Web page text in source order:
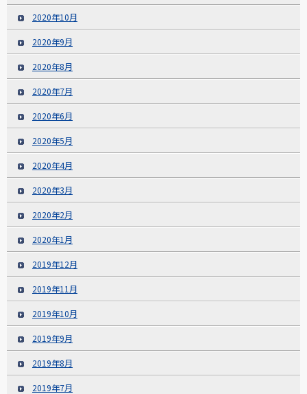
2020年10月
2020年9月
2020年8月
2020年7月
2020年6月
2020年5月
2020年4月
2020年3月
2020年2月
2020年1月
2019年12月
2019年11月
2019年10月
2019年9月
2019年8月
2019年7月